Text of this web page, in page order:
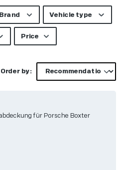
Brand Vehicle type
Price
Order by: